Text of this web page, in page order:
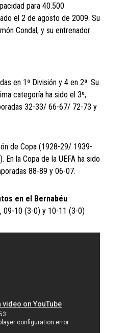
para 40.500
el 2 de agosto de 2009. Su
Condal, y su entrenador
en 1ª División y 4 en 2ª. Su
categoría ha sido el 3º,
32-33/ 66-67/ 72-73 y
de Copa (1928-29/ 1939-
la Copa de la UEFA ha sido
88-89 y 06-07.
en el Bernabéu
09-10 (3-0) y 10-11 (3-0)